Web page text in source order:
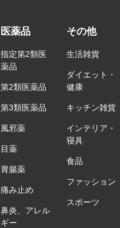
医薬品
指定第2類医
薬品
第2類医薬品
第3類医薬品
風邪薬
目薬
胃腸薬
痛み止め
鼻炎、アレル
ギー
その他
生活雑貨
ダイエット・
健康
キッチン雑貨
インテリア・
寝具
食品
ファッション
スポーツ